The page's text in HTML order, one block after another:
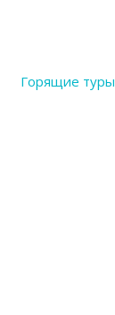
Горящие туры